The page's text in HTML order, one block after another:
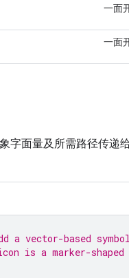
一面
一面
字面量及所需路径传递
a vector-based symbol
is a marker-shaped